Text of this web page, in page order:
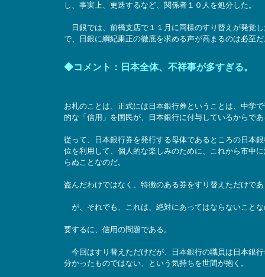
し、事実上、更迭するなど、関係者１０人を処分した。
日銀では、前橋支店で１１月に同様のすり替えが発覚
で、日銀に綱紀粛正の徹底を求める声が高まるのは必至だ
◆コメント：日本全体、不祥事が多すぎる。
お札のことは、正式には日本銀行券ということは、中学
的な「信用」を国民が、日本銀行に付与しているからで
従って、日本銀行券を発行する母体であるところの日本
位を利用して、個人的な楽しみのために、これから市中
らぬことなのだ。
盗んだわけではなく、特徴のある券をすり替えただけで
が、それでも、これは、絶対にあってはならないこと
要するに、信用の問題である。
今回はすり替えただけだが、日本銀行の職員は日本銀
分かったものではない、という気持ちを世間が抱く。